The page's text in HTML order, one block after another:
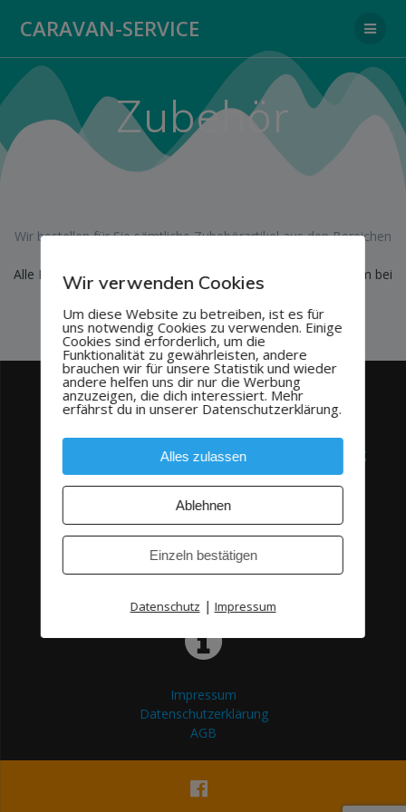
CARAVAN-SERVICE
Zubehör
Wir bestellen für Sie sämtliche Zubehörartikel aus den Bereichen
Alle Bestellungen können Sie nach Terminabsprache bequem bei
uns abholen, müssen also nicht zuhause sein, wenn die
Lieferung eintrifft.
Heggbacher Strasse 22/1, 88477 Schwendi-Schönebürg
info@caravan-hoffmann.de
Impressum
Datenschutzerklärung
AGB
Wir verwenden Cookies
Um diese Website zu betreiben, ist es für
uns notwendig Cookies zu verwenden. Einige
Cookies sind erforderlich, um die
Funktionalität zu gewährleisten, andere
brauchen wir für unsere Statistik und wieder
andere helfen uns dir nur die Werbung
anzuzeigen, die dich interessiert. Mehr
erfährst du in unserer Datenschutzerklärung.
Alles zulassen
Ablehnen
Einzeln bestätigen
Datenschutz | Impressum